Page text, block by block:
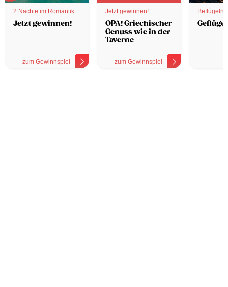
2 Nächte im Romantik
Hotel
Jetzt gewinnen!
zum Gewinnspiel
Jetzt gewinnen!
OPA! Griechischer
Genuss wie in der
Taverne
zum Gewinnspiel